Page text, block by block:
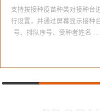
支持按接种疫苗种类对接种台
行设置，并通过屏幕显示接种
号、排队序号、受种者姓名 …